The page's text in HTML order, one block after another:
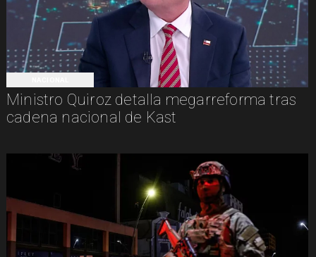
Ministro Quiroz detalla megarreforma tras
cadena nacional de Kast